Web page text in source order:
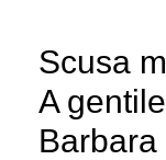
Scusa
A
Barbara